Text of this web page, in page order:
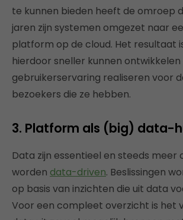
te kunnen bieden heeft de omroep
jaren zijn systemen omgezet naar
platform op de cloud. Het resultaat
hierdoor sneller kunnen
gebruikerservaring realiseren voor
bezoekers die ze hebben.
3. Platform als (big) data-
Data zijn essentieel en steeds meer
worden data-driven. Beslissingen
op basis van inzichten die uit data
Voor een compleet overzicht is het